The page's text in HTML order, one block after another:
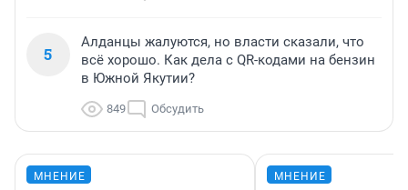
5
Алданцы жалуются, но власти сказали, что
всё хорошо. Как дела с QR-кодами на бензин
в Южной Якутии?
849 Обсудить
МНЕНИЕ МНЕНИЕ